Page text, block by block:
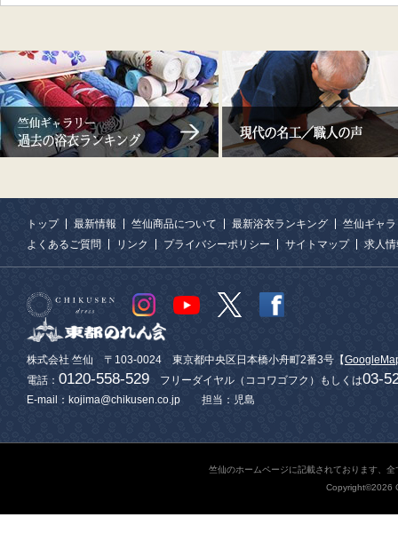
トップ 最新情報 竺仙商品について 最新浴衣ランキング
竺仙ギャ
よくあるご質問
リンク プライバシーポリシー サイトマップ 求人
株式会社 竺仙 〒103-0024 東京都中央区日本橋小舟町2番3号【
電話： 0120-558-529 フリーダイヤル（ココワゴフク）もしくは03-
E-mail：kojima@chikusen.co.jp 担当：児島
竺仙のホームページに記載されております、
Copyright©2026